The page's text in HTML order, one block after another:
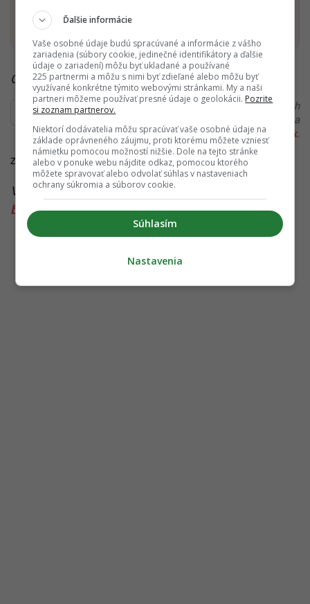
Pridať ako preferovaný zdroj
Čítaj viac z kategórie:Zo Slovenska
Ďakujeme, že čítaš Startitup. V prípade, že máš postreh
alebo si našiel v článku chybu, napíš nám na
redakcia@startitup.sk.
Zdroje:ozilegal.sk,Tatra banka,hnonline.sk
Viac k téme:ako na to,ako sa vyrovnať so smrťou
blízkeho,dediči,dedičské konanie,smrť
Ďalšie informácie
Vaše osobné údaje budú spracúvané a informácie z vášho
zariadenia (súbory cookie, jedinečné identifikátory a ďalšie
údaje o zariadení) môžu byť ukladané a používané
225 partnermi a môžu s nimi byť zdieľané alebo môžu byť
využívané konkrétne týmito webovými stránkami. My a naši
partneri môžeme používať presné údaje o geolokácii. Pozrite
si zoznam partnerov.
Niektorí dodávatelia môžu spracúvať vaše osobné údaje na
základe oprávneného záujmu, proti ktorému môžete vzniesť
námietku pomocou možností nižšie. Dole na tejto stránke
alebo v ponuke webu nájdite odkaz, pomocou ktorého
môžete spravovať alebo odvolať súhlas v nastaveniach
ochrany súkromia a súborov cookie.
Súhlasím
Nastavenia